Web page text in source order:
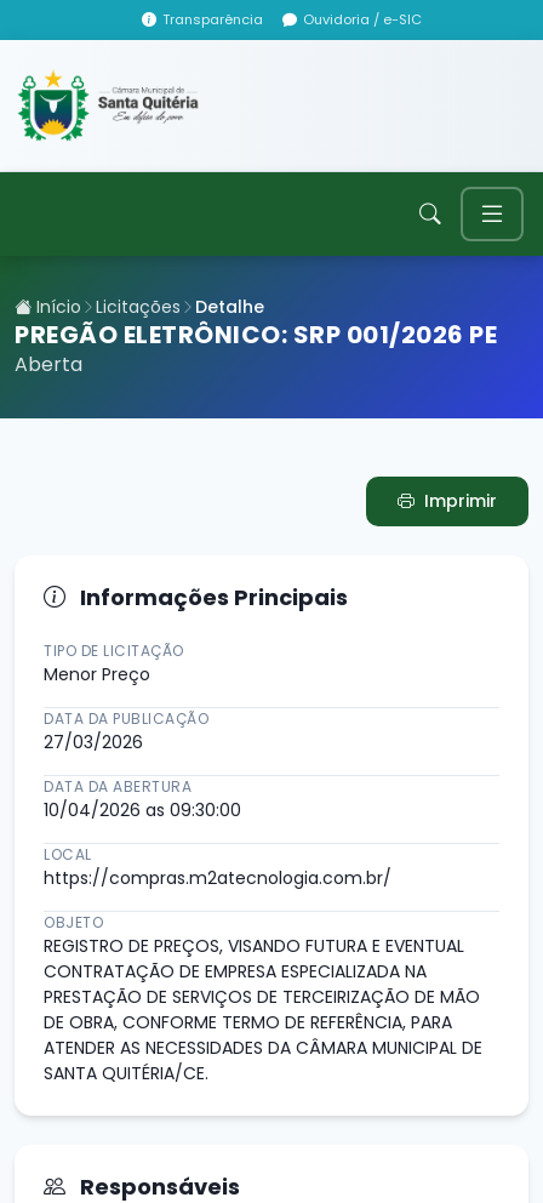
Transparência Ouvidoria / e-SIC
Início Licitações Detalhe
PREGÃO ELETRÔNICO: SRP 001/2026 PE
Aberta
Imprimir
Informações Principais
TIPO DE LICITAÇÃO
Menor Preço
DATA DA PUBLICAÇÃO
27/03/2026
DATA DA ABERTURA
10/04/2026 as 09:30:00
LOCAL
https://compras.m2atecnologia.com.br/
OBJETO
REGISTRO DE PREÇOS, VISANDO FUTURA E EVENTUAL
CONTRATAÇÃO DE EMPRESA ESPECIALIZADA NA
PRESTAÇÃO DE SERVIÇOS DE TERCEIRIZAÇÃO DE MÃO
DE OBRA, CONFORME TERMO DE REFERÊNCIA, PARA
ATENDER AS NECESSIDADES DA CÂMARA MUNICIPAL DE
SANTA QUITÉRIA/CE.
Responsáveis